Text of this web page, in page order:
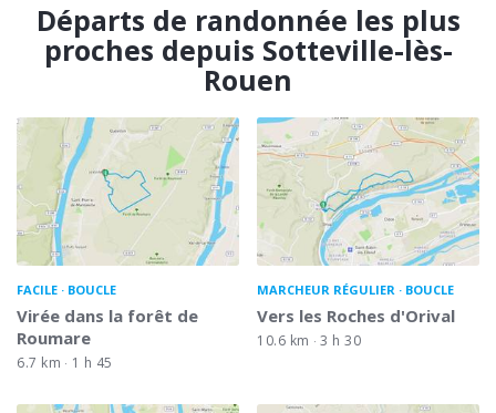
Départs de randonnée les plus
proches depuis Sotteville-lès-
Rouen
FACILE BOUCLE
Virée dans la forêt de
Roumare
6.7 km 1 h 45
MARCHEUR RÉGULIER BOUCLE
Vers les Roches d'Orival
10.6 km 3 h 30